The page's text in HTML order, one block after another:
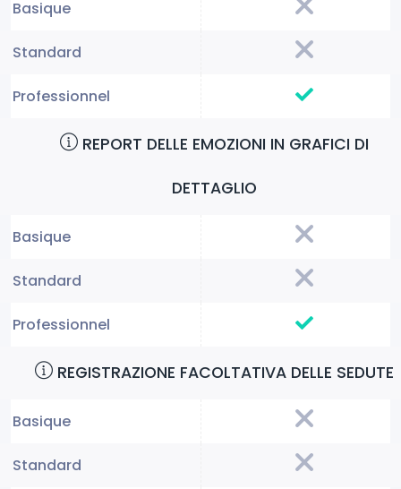
REPORT DELLE EMOZIONI IN GRAFICI DI
DETTAGLIO
REGISTRAZIONE FACOLTATIVA DELLE SEDUTE